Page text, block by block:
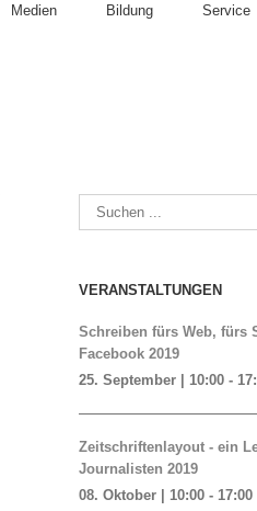
Medien Bildung Service
VERANSTALTUNGEN
Schreiben fürs Web, fürs
Facebook 2019
25. September | 10:00 -
Zeitschriftenlayout - ein
Journalisten 2019
08. Oktober | 10:00 -17:00